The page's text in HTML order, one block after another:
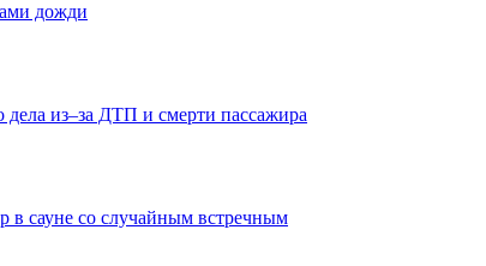
дожди
дела из–за ДТП и смерти пассажира
в сауне со случайным встречным